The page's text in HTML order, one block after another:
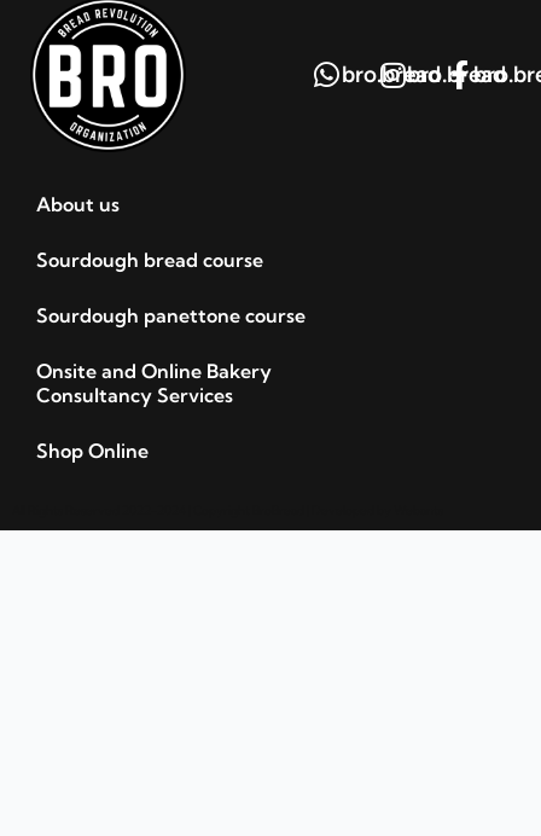
bro.breadbro.bread
About us
Sourdough bread course
Sourdough panettone course
Onsite and Online Bakery
Consultancy Services
Shop Online